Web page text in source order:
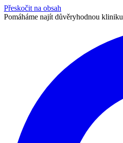
Přeskočit na obsah
Pomáháme najít důvěryhodnou kliniku